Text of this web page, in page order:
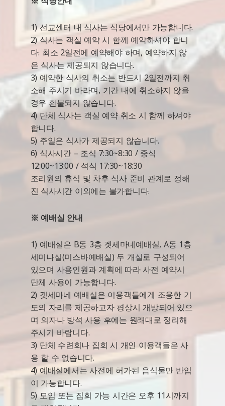
1) 선교센터 내 식사는 식당에서만 가능합니다.
2) 식사는 객실 예약 시 함께 예약하셔야 합니
다. 최소 2일전에 예약해야 하며, 예약하지 않
은 식사는 제공되지 않습니다.
3) 예약한 식사의 취소는 반드시 2일전까지 취
소해 주시기 바라며, 기간 내에 취소하지 않을
경우 환불되지 않습니다.
4) 단체 식사는 객실 예약 취소 시 함께 하셔야
합니다.
5) 주일은 식사가 제공되지 않습니다.
6) 식사시간 – 조식 7:30~8:30 / 중식
12:00~13:00 / 석식 17:30~18:30
조리원의 휴식 및 차후 식사 준비 관계로 정해
진 식사시간 이외에는 불가합니다.
※ 예배실 안내
1) 예배실은 B동 3층 겟세마네예배실, A동 1층
세미나실(미스바예배실) 두 개실로 구성되어
있으며 사용인원과 계획에 따라 사전 예약시
단체 사용이 가능합니다.
2) 겟세마네 예배실은 이용객들에게 조용한 기
도의 자리를 제공하고자 평상시 개방되어 있으
며 의자나 방석 사용 후에는 원래대로 정리해
주시기 바랍니다.
3) 단체 수련회나 집회 시 개인 이용객들은 사
용 할 수 없습니다.
4) 예배실에서는 사전에 허가된 음식물만 반입
이 가능합니다.
5) 모임 또는 집회 가능 시간은 오후 11시까지